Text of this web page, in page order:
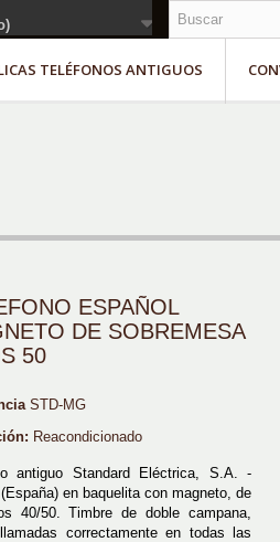
TELÉFONOS ANTIGUOS
ESPAÑOL
DE SOBREMESA
50
STD-MG
Reacondicionado
antiguo Standard Eléctrica, S.A. -
en baquelita con magneto, de
40/50. Timbre de doble campana,
correctamente en todas las